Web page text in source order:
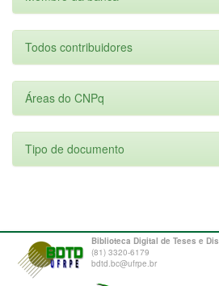
Todos contribuidores
Áreas do CNPq
Tipo de documento
Biblioteca Digital de Teses e
(81) 3320-6179
bdtd.bc@ufrpe.br